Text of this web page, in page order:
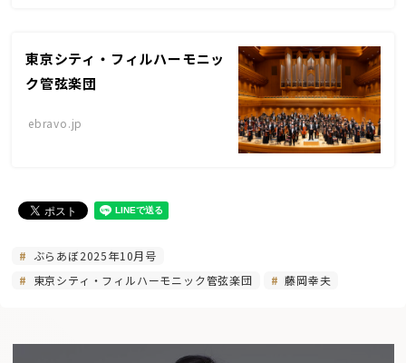
東京シティ・フィルハーモニッ
ク管弦楽団
ebravo.jp
ぶらあぼ2025年10月号
東京シティ・フィルハーモニック管弦楽団
藤岡幸夫